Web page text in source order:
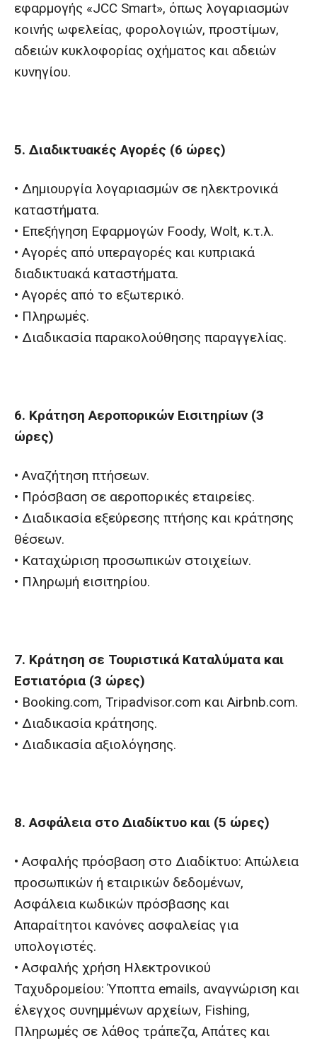
εφαρμογής «JCC Smart», όπως λογαριασμών
κοινής ωφελείας, φορολογιών, προστίμων,
αδειών κυκλοφορίας οχήματος και αδειών
κυνηγίου.
5. Διαδικτυακές Αγορές (6 ώρες)
• Δημιουργία λογαριασμών σε ηλεκτρονικά
καταστήματα.
• Επεξήγηση Εφαρμογών Foody, Wolt, κ.τ.λ.
• Αγορές από υπεραγορές και κυπριακά
διαδικτυακά καταστήματα.
• Αγορές από το εξωτερικό.
• Πληρωμές.
• Διαδικασία παρακολούθησης παραγγελίας.
6. Κράτηση Αεροπορικών Εισιτηρίων (3
ώρες)
• Αναζήτηση πτήσεων.
• Πρόσβαση σε αεροπορικές εταιρείες.
• Διαδικασία εξεύρεσης πτήσης και κράτησης
θέσεων.
• Καταχώριση προσωπικών στοιχείων.
• Πληρωμή εισιτηρίου.
7. Κράτηση σε Τουριστικά Καταλύματα και
Εστιατόρια (3 ώρες)
• Booking.com, Tripadvisor.com και Airbnb.com.
• Διαδικασία κράτησης.
• Διαδικασία αξιολόγησης.
8. Ασφάλεια στο Διαδίκτυο και (5 ώρες)
• Ασφαλής πρόσβαση στο Διαδίκτυο: Απώλεια
προσωπικών ή εταιρικών δεδομένων,
Ασφάλεια κωδικών πρόσβασης και
Απαραίτητοι κανόνες ασφαλείας για
υπολογιστές.
• Ασφαλής χρήση Ηλεκτρονικού
Ταχυδρομείου: Ύποπτα emails, αναγνώριση και
έλεγχος συνημμένων αρχείων, Fishing,
Πληρωμές σε λάθος τράπεζα, Απάτες και